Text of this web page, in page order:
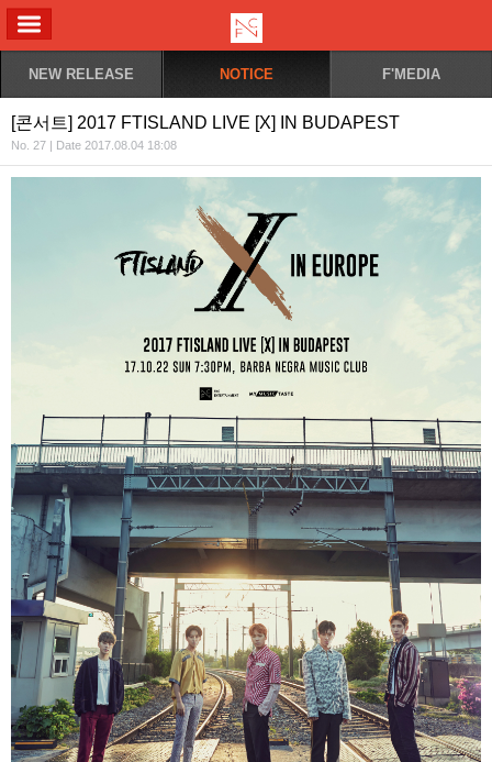
NEW RELEASE NOTICE F'MEDIA
[콘서트] 2017 FTISLAND LIVE [X] IN BUDAPEST
No. 27 | Date 2017.08.04 18:08